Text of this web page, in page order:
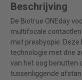
Beschrijving
De Biotrue ONEday
multifocale
met presbyopie.
technologie met drie
van het oog benutten
tussenliggende